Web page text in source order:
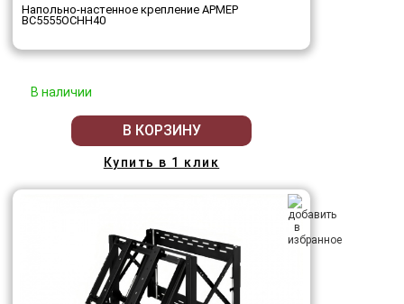
Напольно-настенное крепление АРМЕР
ВС5555ОСНН40
В наличии
В КОРЗИНУ
Купить в 1 клик